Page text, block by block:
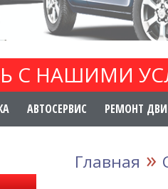
С НАШИМИ
АВТОСЕРВИС РЕМОНТ
Главная »